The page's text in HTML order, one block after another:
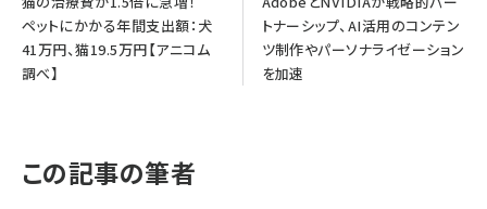
ペットにかかる年間支出額：犬
41万円、猫19.5万円【アニコム
調べ】
トナーシップ、AI活用のコンテン
ツ制作やパーソナライゼーション
を加速
この記事の筆者